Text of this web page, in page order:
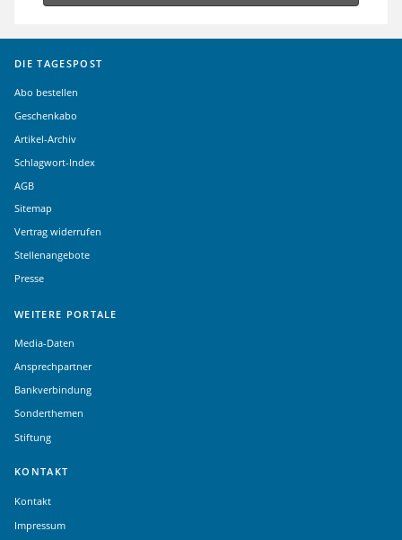
DIE TAGESPOST
Abo bestellen
Geschenkabo
Artikel-Archiv
Schlagwort-Index
AGB
Sitemap
Vertrag widerrufen
Stellenangebote
Presse
WEITERE PORTALE
Media-Daten
Ansprechpartner
Bankverbindung
Sonderthemen
Stiftung
KONTAKT
Kontakt
Impressum